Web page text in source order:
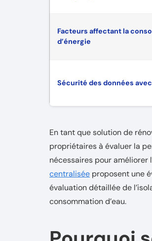
Facteurs affectant la
d’énergie
Sécurité des données
En tant que solution de
propriétaires à évaluer la
nécessaires pour
centralisée proposent une
évaluation détaillée de
consommation d’eau.